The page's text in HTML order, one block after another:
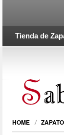
Tienda de
HOME